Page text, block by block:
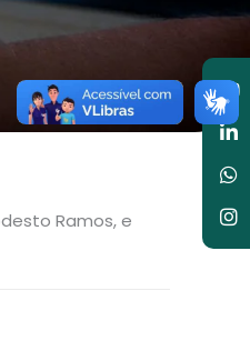
Ramos, e
in